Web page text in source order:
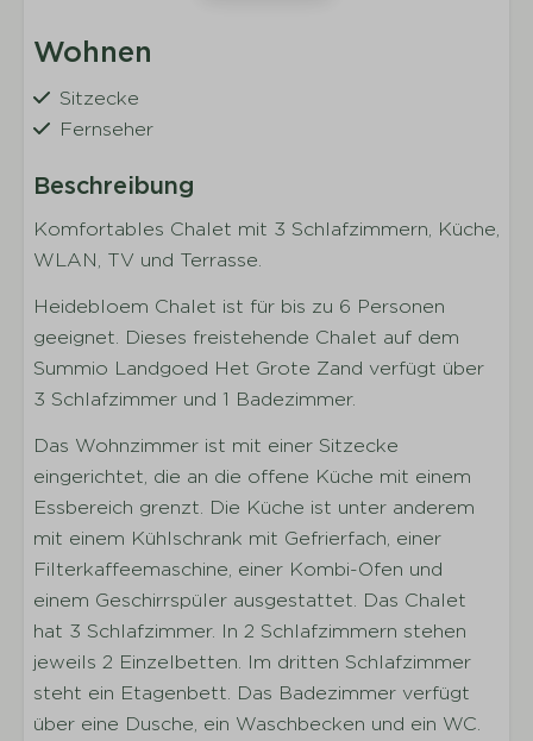
Wohnen
Sitzecke
Fernseher
Küche
Küchengeräte
Vollständig ausgestattete Küche
Geschirr
Besteck
Trinkgläser
Töpfe
Kaffeemaschine
Wasserkocher
Kühlschrank und Tiefkühltruhe
Gaskochfeld
Kombi-Mikrowelle
Geschirrspülmaschine
Schlafen
Anzahl der Schlafzimmer: 3
Beschreibung
Komfortables Chalet mit 3 Schlafzimmern, Küche,
WLAN, TV und Terrasse.
Heidebloem Chalet ist für bis zu 6 Personen
geeignet. Dieses freistehende Chalet auf dem
Summio Landgoed Het Grote Zand verfügt über
3 Schlafzimmer und 1 Badezimmer.
Das Wohnzimmer ist mit einer Sitzecke
eingerichtet, die an die offene Küche mit einem
Essbereich grenzt. Die Küche ist unter anderem
mit einem Kühlschrank mit Gefrierfach, einer
Filterkaffeemaschine, einer Kombi-Ofen und
einem Geschirrspüler ausgestattet. Das Chalet
hat 3 Schlafzimmer. In 2 Schlafzimmern stehen
jeweils 2 Einzelbetten. Im dritten Schlafzimmer
steht ein Etagenbett. Das Badezimmer verfügt
über eine Dusche, ein Waschbecken und ein WC.